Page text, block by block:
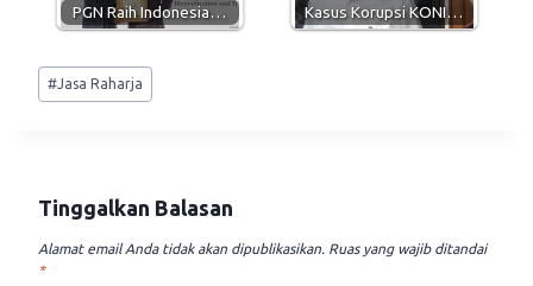
PGN Raih Indonesia… Kasus Korupsi KONI…
Post
Tags:
#Jasa Raharja
Tinggalkan Balasan
Alamat email Anda tidak akan dipublikasikan. Ruas yang wajib ditandai
*